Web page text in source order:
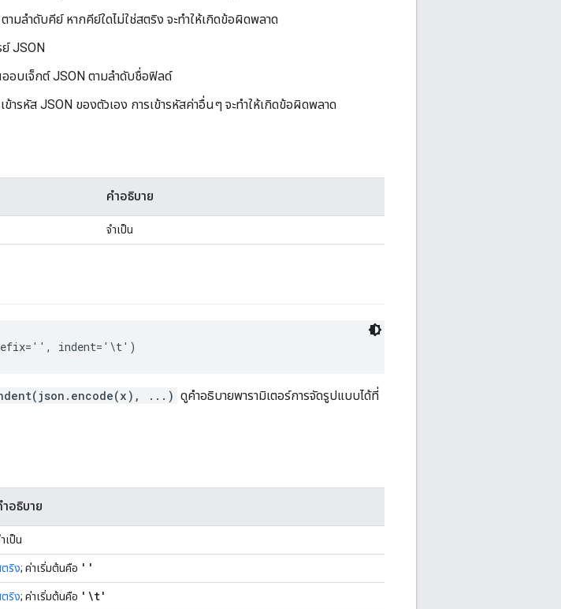
ามลำดับคีย์ หากคีย์ใดไม่ใช่สตริง จะทำให้เกิดข้อผิดพลาด
ย์ JSON
ออบเจ็กต์ JSON ตามลำดับชื่อฟิลด์
ารหัส JSON ของตัวเอง การเข้ารหัสค่าอื่นๆ จะทำให้เกิดข้อผิดพลาด
คำอธิบาย
จำเป็น
indent='\t')
...) ดูคำอธิบายพารามิเตอร์การจัดรูปแบบได้ที่
ำอธิบาย
เป็น
ริง; ค่าเริ่มต้นคือ ''
ริง; ค่าเริ่มต้นคือ '\t'